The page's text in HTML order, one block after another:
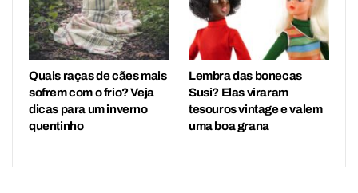
Quais raças de cães mais
sofrem com o frio? Veja
dicas para um inverno
quentinho
Lembra das bonecas
Susi? Elas viraram
tesouros vintage e valem
uma boa grana